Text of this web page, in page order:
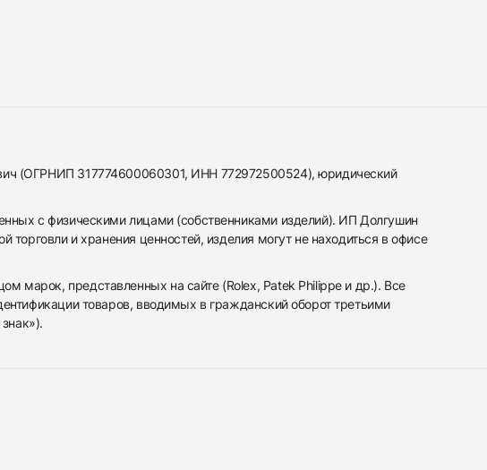
(ОГРНИП 317774600060301, ИНН 772972500524), юридический
с физическими лицами (собственниками изделий). ИП Долгушин
и хранения ценностей, изделия могут не находиться в офисе
марок, представленных на сайте (Rolex, Patek Philippe и др.). Все
товаров, вводимых в гражданский оборот третьими